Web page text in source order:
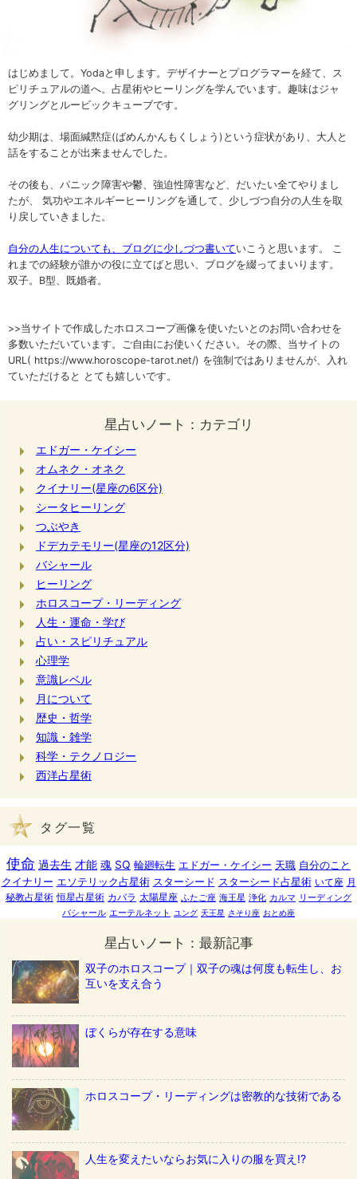
はじめまして。Yodaと申します。デザイナーとプログラマーを経て、ス
ピリチュアルの道へ。占星術やヒーリングを学んでいます。趣味はジャ
グリングとルービックキューブです。
幼少期は、場面緘黙症(ばめんかんもくしょう)という症状があり、大人と
話をすることが出来ませんでした。
その後も、パニック障害や鬱、強迫性障害など、だいたい全てやりまし
たが、 気功やエネルギーヒーリングを通して、少しづつ自分の人生を取
り戻していきました。
自分の人生についても、ブログに少しづつ書いていこうと思います。 こ
れまでの経験が誰かの役に立てばと思い、ブログを綴ってまいります。
双子。B型、既婚者。
>>当サイトで作成したホロスコープ画像を使いたいとのお問い合わせを
多数いただいています。ご自由にお使いください。その際、当サイトの
URL( https://www.horoscope-tarot.net/) を強制ではありませんが、入れ
ていただけると とても嬉しいです。
星占いノート：カテゴリ
エドガー・ケイシー
オムネク・オネク
クイナリー(星座の6区分)
シータヒーリング
つぶやき
ドデカテモリー(星座の12区分)
バシャール
ヒーリング
ホロスコープ・リーディング
人生・運命・学び
占い・スピリチュアル
心理学
意識レベル
月について
歴史・哲学
知識・雑学
科学・テクノロジー
西洋占星術
タグ一覧
使命 過去生 才能 魂 SQ 輪廻転生 エドガー・ケイシー 天職 自分のこと
クイナリー エソテリック占星術 スターシード スターシード占星術 いて座 月
秘教占星術 恒星占星術 カバラ 太陽星座 ふたご座 海王星 浄化 カルマ リーディング
バシャール エーテルネット ユング 天王星 さそり座 おとめ座
星占いノート：最新記事
双子のホロスコープ｜双子の魂は何度も転生し、お
互いを支え合う
ぼくらが存在する意味
ホロスコープ・リーディングは密教的な技術である
人生を変えたいならお気に入りの服を買え!?